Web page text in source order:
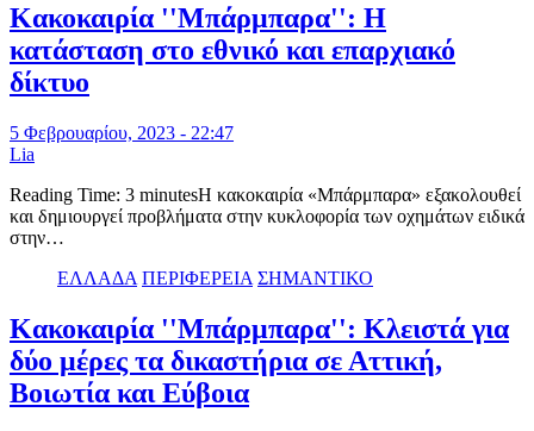
Κακοκαιρία ''Μπάρμπαρα'': Η
κατάσταση στο εθνικό και επαρχιακό
δίκτυο
5 Φεβρουαρίου, 2023 - 22:47
Lia
Reading Time: 3 minutesΗ κακοκαιρία «Μπάρμπαρα» εξακολουθεί
και δημιουργεί προβλήματα στην κυκλοφορία των οχημάτων ειδικά
στην…
ΕΛΛΑΔΑ ΠΕΡΙΦΕΡΕΙΑ ΣΗΜΑΝΤΙΚΟ
Κακοκαιρία ''Μπάρμπαρα'': Κλειστά για
δύο μέρες τα δικαστήρια σε Αττική,
Βοιωτία και Εύβοια